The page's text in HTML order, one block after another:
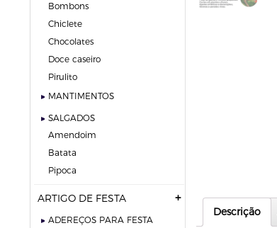
Descrição
bombons
chiclete
chocolates
doce caseiro
pirulito
MANTIMENTOS
SALGADOS
amendoim
batata
pipoca
ARTIGO DE FESTA
ADEREÇOS PARA FESTA